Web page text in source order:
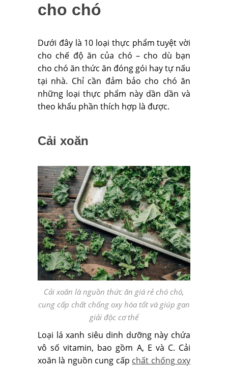
cho chó
Dưới đây là 10 loại thực phẩm tuyệt vời
cho chế độ ăn của chó – cho dù bạn
cho chó ăn thức ăn đóng gói hay tự nấu
tại nhà. Chỉ cần đảm bảo cho chó ăn
những loại thực phẩm này dần dần và
theo khẩu phần thích hợp là được.
Cải xoăn
Cải xoăn là nguồn thức ăn giá rẻ chó chó,
cung cấp chất chống oxy hóa tốt và giúp gan
giải độc cơ thể
Loại lá xanh siêu dinh dưỡng này chứa
vô số vitamin, bao gồm A, E và C. Cải
xoăn là nguồn cung cấp chất chống oxy